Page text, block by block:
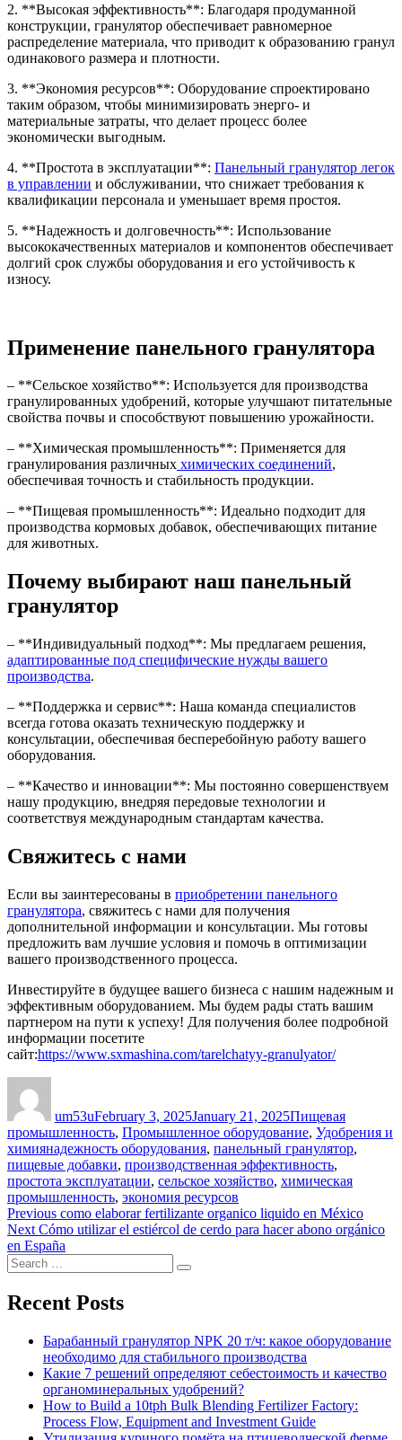
2. **Высокая эффективность**: Благодаря продуманной
конструкции, гранулятор обеспечивает равномерное
распределение материала, что приводит к образованию гранул
одинакового размера и плотности.
3. **Экономия ресурсов**: Оборудование спроектировано
таким образом, чтобы минимизировать энерго- и
материальные затраты, что делает процесс более
экономически выгодным.
4. **Простота в эксплуатации**: Панельный гранулятор легок
в управлении и обслуживании, что снижает требования к
квалификации персонала и уменьшает время простоя.
5. **Надежность и долговечность**: Использование
высококачественных материалов и компонентов обеспечивает
долгий срок службы оборудования и его устойчивость к
износу.
Применение панельного гранулятора
– **Сельское хозяйство**: Используется для производства
гранулированных удобрений, которые улучшают питательные
свойства почвы и способствуют повышению урожайности.
– **Химическая промышленность**: Применяется для
гранулирования различных химических соединений,
обеспечивая точность и стабильность продукции.
– **Пищевая промышленность**: Идеально подходит для
производства кормовых добавок, обеспечивающих питание
для животных.
Почему выбирают наш панельный
гранулятор
– **Индивидуальный подход**: Мы предлагаем решения,
адаптированные под специфические нужды вашего
производства.
– **Поддержка и сервис**: Наша команда специалистов
всегда готова оказать техническую поддержку и
консультации, обеспечивая бесперебойную работу вашего
оборудования.
– **Качество и инновации**: Мы постоянно совершенствуем
нашу продукцию, внедряя передовые технологии и
соответствуя международным стандартам качества.
Свяжитесь с нами
Если вы заинтересованы в приобретении панельного
гранулятора, свяжитесь с нами для получения
дополнительной информации и консультации. Мы готовы
предложить вам лучшие условия и помочь в оптимизации
вашего производственного процесса.
Инвестируйте в будущее вашего бизнеса с нашим надежным и
эффективным оборудованием. Мы будем рады стать вашим
партнером на пути к успеху! Для получения более подробной
информации посетите
сайт:https://www.sxmashina.com/tarelchatyy-granulyator/
um53uFebruary 3, 2025January 21, 2025Пищевая
промышленность, Промышленное оборудование, Удобрения и
химияTags
надежность оборудования, панельный гранулятор,
пищевые добавки, производственная эффективность,
простота эксплуатации, сельское хозяйство, химическая
промышленность, экономия ресурсов
Post
navigation
Previous Previous
post:
como elaborar fertilizante organico liquido en México
Next Next
post:
Cómo utilizar el estiércol de cerdo para hacer abono orgánico
en España
Search
for:
Search
Recent Posts
Барабанный гранулятор NPK 20 т/ч: какое оборудование
необходимо для стабильного производства
Какие 7 решений определяют себестоимость и качество
органоминеральных удобрений?
How to Build a 10tph Bulk Blending Fertilizer Factory:
Process Flow, Equipment and Investment Guide